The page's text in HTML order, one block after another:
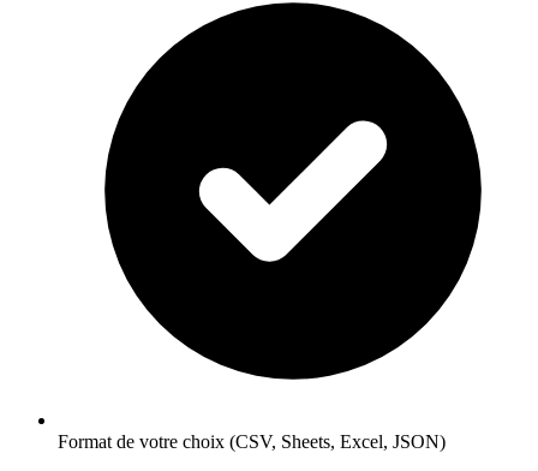
Format de votre choix (CSV, Sheets, Excel, JSON)